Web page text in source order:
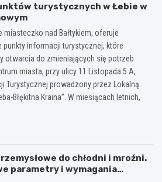
turystycznych w Łebie w
nad Bałtykiem, oferuje
informacji turystycznej, które
otwarcia do zmieniających się potrzeb
miasta, przy ulicy 11 Listopada 5 A,
Turystycznej prowadzony przez Lokalną
Błękitna Kraina”. W miesiącach letnich,
do chłodni i mroźni.
parametry i wymagania